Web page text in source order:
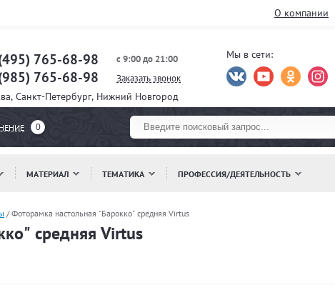
О компании
765-68-98
765-68-98
с 9:00 до 21:00
Заказать звонок
Мы в сети:
Санкт-Петербург, Нижний Новгород
0
МАТЕРИАЛ ТЕМАТИКА ПРОФЕССИЯ/ДЕЯТЕЛЬНОСТЬ
/Фоторамка настольная "Барокко" средняя Virtus
средняя Virtus